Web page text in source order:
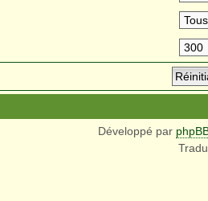
Développé par